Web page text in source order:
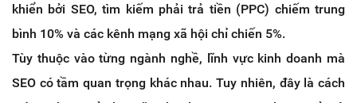
khiển bởi SEO, tìm kiếm phải trả tiền (PPC) chiếm trung
bình 10% và các kênh mạng xã hội chỉ chiến 5%.
Tùy thuộc vào từng ngành nghề, lĩnh vực kinh doanh mà
SEO có tầm quan trọng khác nhau. Tuy nhiên, đây là cách